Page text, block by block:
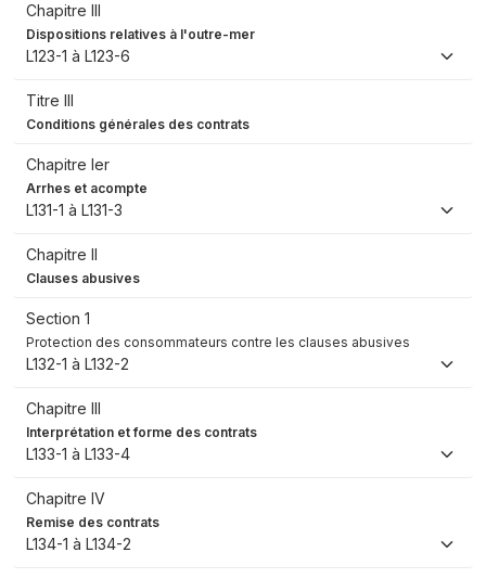
Chapitre III
Dispositions relatives à l'outre-mer
L123-1 à L123-6
Titre III
Conditions générales des contrats
Chapitre Ier
Arrhes et acompte
L131-1 à L131-3
Chapitre II
Clauses abusives
Section 1
Protection des consommateurs contre les clauses abusives
L132-1 à L132-2
Chapitre III
Interprétation et forme des contrats
L133-1 à L133-4
Chapitre IV
Remise des contrats
L134-1 à L134-2